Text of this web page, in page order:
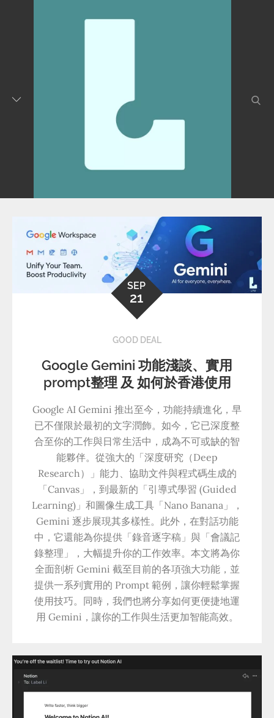
SEP
21
GOOD DEAL
Google Gemini 功能淺談、實用
prompt整理 及 如何於香港使用
Google AI Gemini 推出至今，功能持續進化，早
已不僅限於最初的文字潤飾。如今，它已深度整
合至你的工作與日常生活中，成為不可或缺的智
能夥伴。從強大的「深度研究（Deep
Research）」能力、協助文件與程式碼生成的
「Canvas」，到最新的「引導式學習 (Guided
Learning)」和圖像生成工具「Nano Banana」，
Gemini 逐步展現其多樣性。此外，在對話功能
中，它還能為你提供「錄音逐字稿」與「會議記
錄整理」，大幅提升你的工作效率。本文將為你
全面剖析 Gemini 截至目前的各項強大功能，並
提供一系列實用的 Prompt 範例，讓你輕鬆掌握
使用技巧。同時，我們也將分享如何更便捷地運
用 Gemini，讓你的工作與生活更加智能高效。